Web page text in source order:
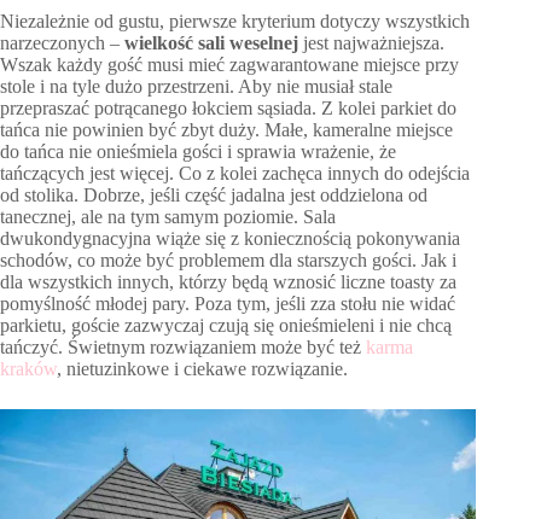
Niezależnie od gustu, pierwsze kryterium dotyczy wszystkich
narzeczonych – wielkość sali weselnej jest najważniejsza.
Wszak każdy gość musi mieć zagwarantowane miejsce przy
stole i na tyle dużo przestrzeni. Aby nie musiał stale
przepraszać potrącanego łokciem sąsiada. Z kolei parkiet do
tańca nie powinien być zbyt duży. Małe, kameralne miejsce
do tańca nie onieśmiela gości i sprawia wrażenie, że
tańczących jest więcej. Co z kolei zachęca innych do odejścia
od stolika. Dobrze, jeśli część jadalna jest oddzielona od
tanecznej, ale na tym samym poziomie. Sala
dwukondygnacyjna wiąże się z koniecznością pokonywania
schodów, co może być problemem dla starszych gości. Jak i
dla wszystkich innych, którzy będą wznosić liczne toasty za
pomyślność młodej pary. Poza tym, jeśli zza stołu nie widać
parkietu, goście zazwyczaj czują się onieśmieleni i nie chcą
tańczyć. Świetnym rozwiązaniem może być też karma
kraków, nietuzinkowe i ciekawe rozwiązanie.